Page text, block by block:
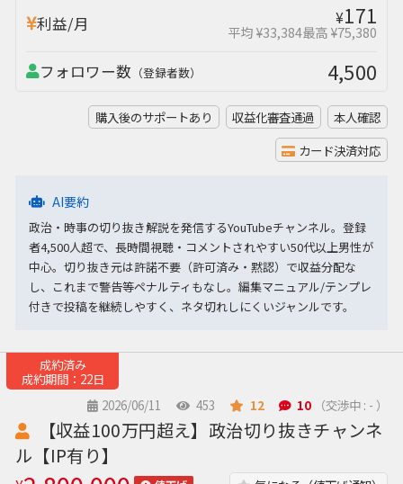
利益/月 ¥171
平均 ¥33,384最高 ¥75,380
フォロワー数 （登録者数） 4,500
購入後のサポートあり 収益化審査通過
本人確認
カード決済対応
AI要約
政治・時事の切り抜き解説を発信するYouTubeチャンネル。登録
者4,500人超で、長時間視聴・コメントされやすい50代以上男性が
中心。切り抜き元は許諾不要（許可済み・黙認）で収益分配な
し、これまで警告等ペナルティもなし。編集マニュアル/テンプレ
付きで投稿を継続しやすく、ネタ切れしにくいジャンルです。
成約済み
成約期間：22日
2026/06/11
453 12 10 （交渉中 : - ）
【収益100万円超え】政治切り抜きチャンネ
ル【IP有り】